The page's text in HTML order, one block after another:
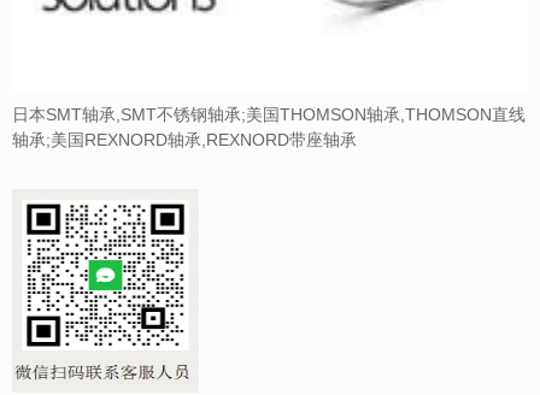
日本SMT轴承,SMT不锈钢轴承;美国THOMSON轴承,THOMSON直线
轴承;美国REXNORD轴承,REXNORD带座轴承